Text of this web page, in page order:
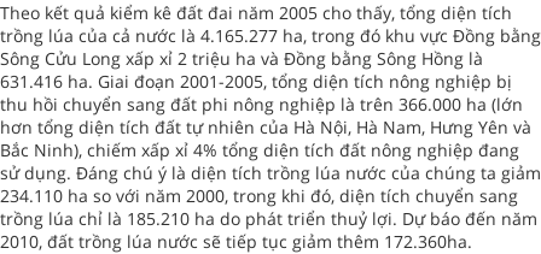
Theo kết quả kiểm kê đất đai năm 2005 cho thấy, tổng diện tích
trồng lúa của cả nước là 4.165.277 ha, trong đó khu vực Đồng bằng
Sông Cửu Long xấp xỉ 2 triệu ha và Đồng bằng Sông Hồng là
631.416 ha. Giai đoạn 2001-2005, tổng diện tích nông nghiệp bị
thu hồi chuyển sang đất phi nông nghiệp là trên 366.000 ha (lớn
hơn tổng diện tích đất tự nhiên của Hà Nội, Hà Nam, Hưng Yên và
Bắc Ninh), chiếm xấp xỉ 4% tổng diện tích đất nông nghiệp đang
sử dụng. Đáng chú ý là diện tích trồng lúa nước của chúng ta giảm
234.110 ha so với năm 2000, trong khi đó, diện tích chuyển sang
trồng lúa chỉ là 185.210 ha do phát triển thuỷ lợi. Dự báo đến năm
2010, đất trồng lúa nước sẽ tiếp tục giảm thêm 172.360ha.